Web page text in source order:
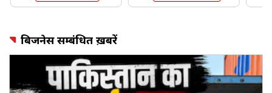
बिजनेस सम्बंधित ख़बरें